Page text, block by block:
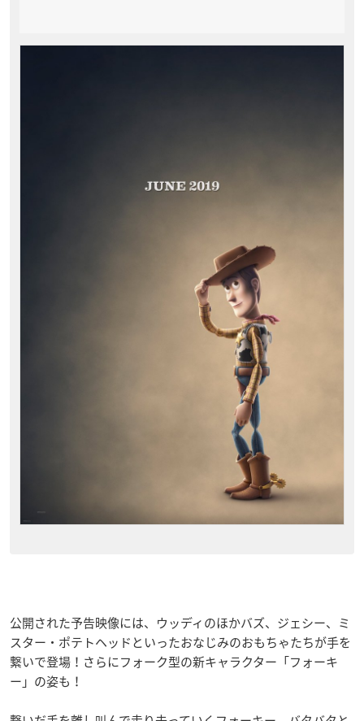
公開された予告映像には、ウッディのほかバズ、ジェシー、ミ
スター・ポテトヘッドといったおなじみのおもちゃたちが手を
繋いで登場！さらにフォーク型の新キャラクター「フォーキ
ー」の姿も！